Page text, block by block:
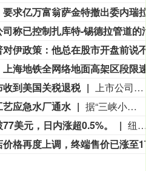
到美国关税退税
上市公司公告显示，自7月以来，多家公司宣布已经收到美国关税退税。根据美国最高法院今年2月裁定，《国际紧急经济权力法》不授权总统征收大规模关税。美国国际贸易法院随后下令海关办理相关退款。海关与边境保护局4月20日启动第一阶段退款工作，首批退款于5月11日前后发放。美国海关与边境保护局官员本月4日披露的信息显示，截至7月底，该部门已处理完毕约1000亿美元关税的退款流程并把相关信息提供给财政部用于付款。（中新社）
应急水厂通水
据“三峡小微”公众号消息，8月8日，由三峡集团所属长江环保集团、武汉市水务集团等共同投资建设的华中地区规模最大的“双膜”工艺应急水厂——武汉梁子湖应急水厂并网通水，标志着武汉市江南区域正式构建起“一江一湖”双水源互为备援、灵活调度的供水新格局，为片区660万市民用水安全提供坚实保障。
美元，日内涨超0.5%。
纽约原油暗盘突破77美元